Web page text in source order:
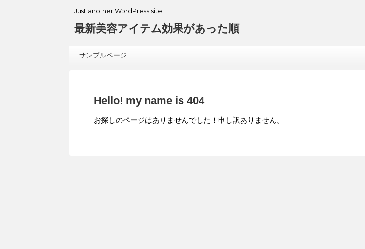
Just another WordPress site
最新美容アイテム効果があった順
サンプルページ
Hello! my name is 404
お探しのページはありませんでした！申し訳ありません。